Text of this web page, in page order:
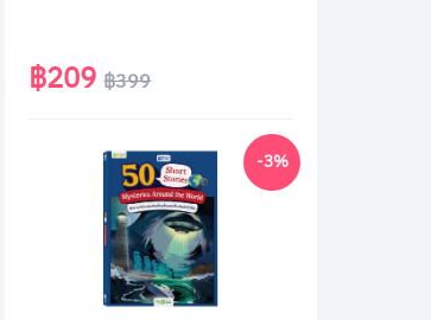
จีนได้ทันที
฿209฿399
-3%